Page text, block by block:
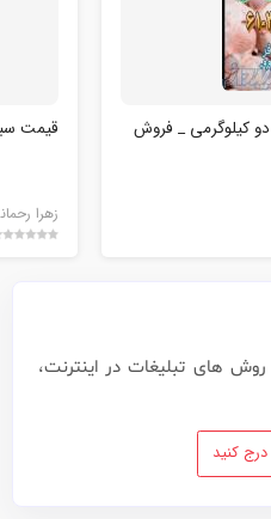
کیلوگرمی _ فروش
قیمت
زهرا
روش های تبلیغات در اینترنت،
کنید